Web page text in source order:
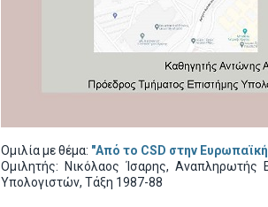
Ομιλία με θέμα: "Από το CSD στην
Ομιλητής: Νικόλαος Ίσαρης,
Υπολογιστών, Τάξη 1987-88